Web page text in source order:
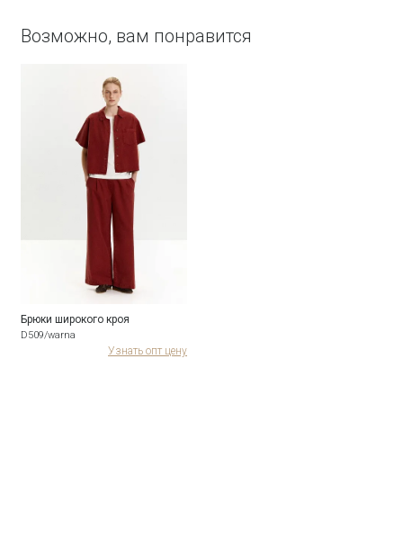
Возможно, вам понравится
Брюки широкого кроя
D509/warna
Узнать опт цену